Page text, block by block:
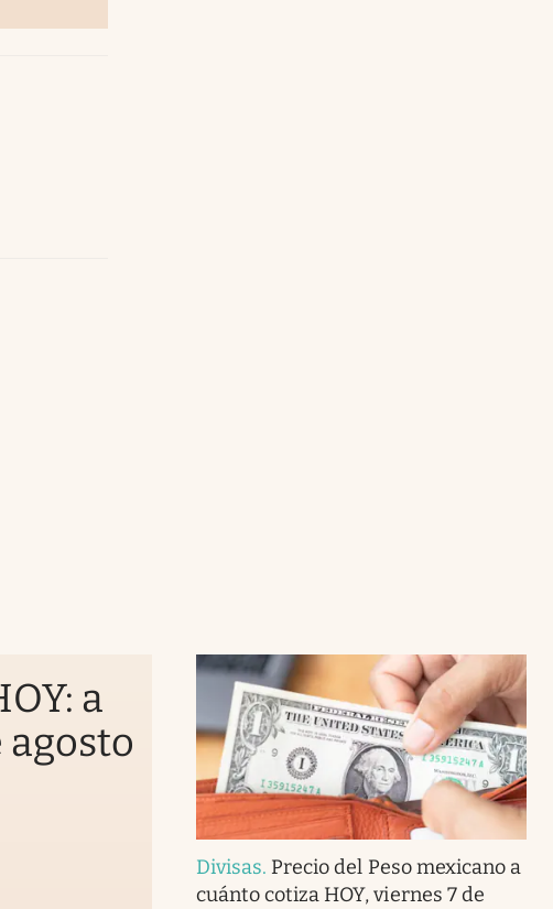
a
agosto
Divisas. Precio del Peso mexicano a
cuánto cotiza HOY, viernes 7 de